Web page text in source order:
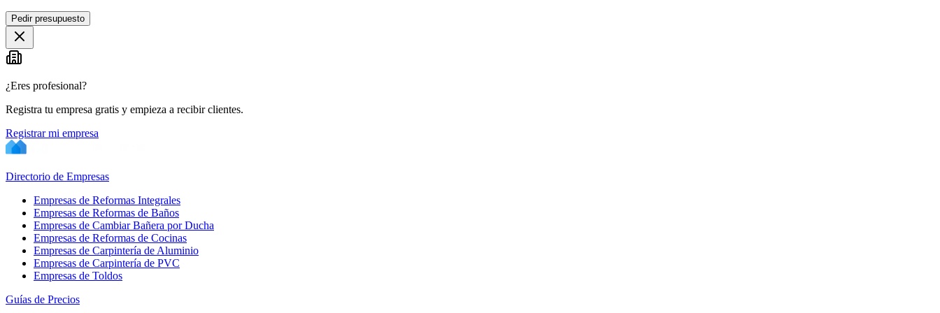
+
−
Pedir presupuesto
¿Eres profesional?
Registra tu empresa gratis y empieza a recibir clientes.
Registrar mi empresa
Directorio de Empresas
Empresas de Reformas Integrales
Empresas de Reformas de Baños
Empresas de Cambiar Bañera por Ducha
Empresas de Reformas de Cocinas
Empresas de Carpintería de Aluminio
Empresas de Carpintería de PVC
Empresas de Toldos
Guías de Precios